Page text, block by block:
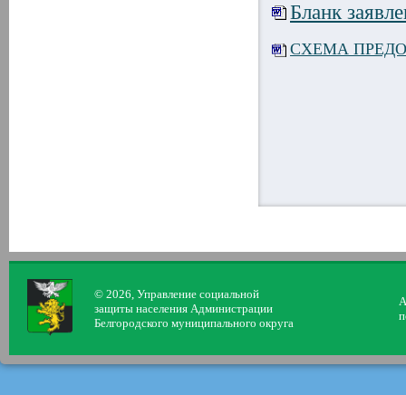
Бланк
СХЕМА
© 2026, Управление социальной
защиты населения Администрации
Белгородского муниципального округа